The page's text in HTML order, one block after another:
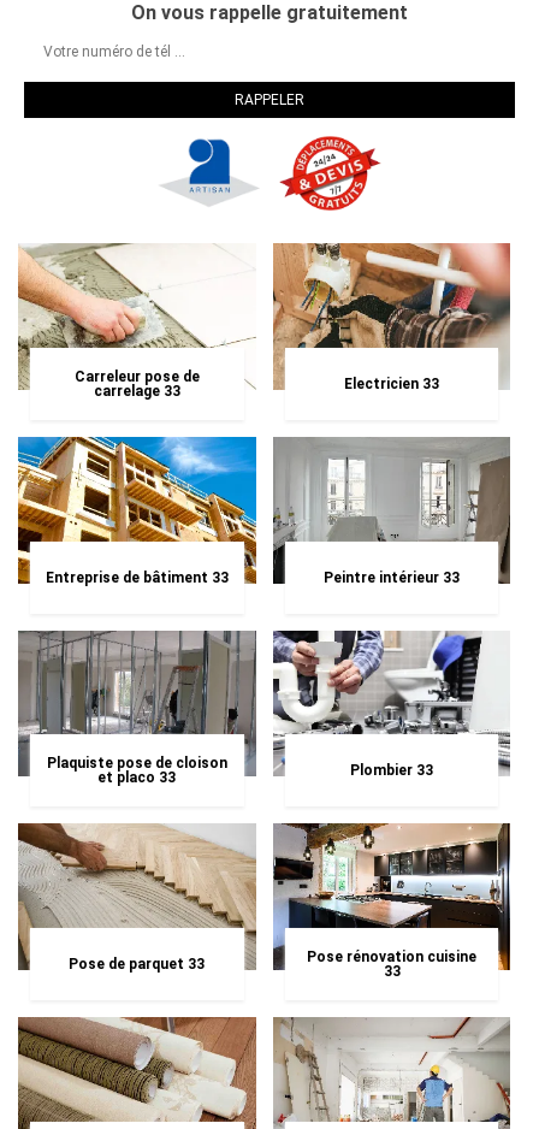
On vous rappelle gratuitement
Carreleur pose de
carrelage 33
Electricien 33
Entreprise de bâtiment 33 Peintre intérieur 33
Plaquiste pose de cloison
et placo 33
Plombier 33
Pose de parquet 33
Pose rénovation cuisine
33